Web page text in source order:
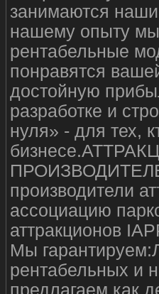
занимаются
нашему опыту
рентабельные
понравятся
достойную
разработке и
нуля» - для тех,
производители
ассоциацию
аттракционов
Мы
рентабельных и
предлагаем как